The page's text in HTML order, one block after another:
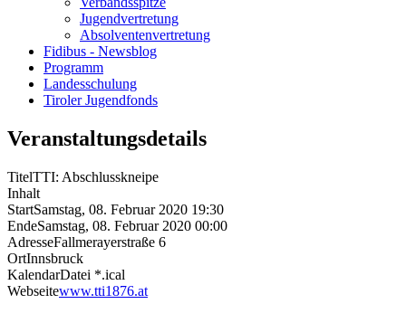
Jugendvertretung
Absolventenvertretung
Fidibus - Newsblog
Programm
Landesschulung
Tiroler Jugendfonds
Veranstaltungsdetails
TitelTTI: Abschlusskneipe
Inhalt
StartSamstag, 08. Februar 2020 19:30
EndeSamstag, 08. Februar 2020 00:00
AdresseFallmerayerstraße 6
OrtInnsbruck
KalendarDatei *.ical
Webseitewww.tti1876.at